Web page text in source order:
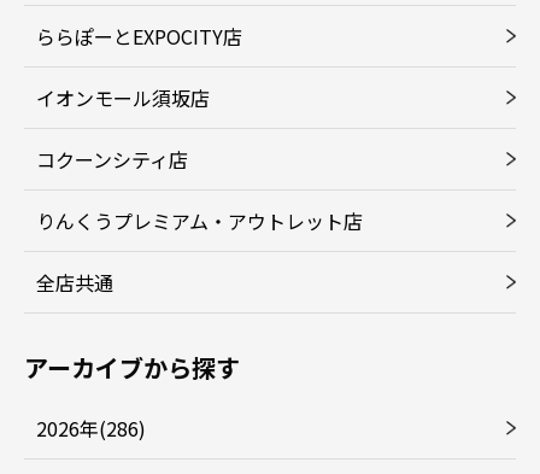
ららぽーとEXPOCITY店
イオンモール須坂店
コクーンシティ店
りんくうプレミアム・アウトレット店
全店共通
アーカイブから探す
2026年(286)